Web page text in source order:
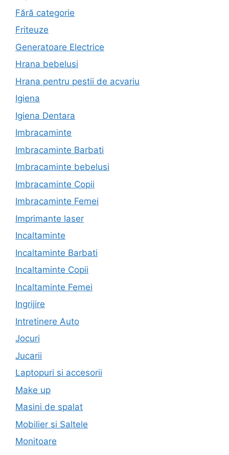
Fără categorie
Friteuze
Generatoare Electrice
Hrana bebelusi
Hrana pentru pestii de acvariu
Igiena
Igiena Dentara
Imbracaminte
Imbracaminte Barbati
Imbracaminte bebelusi
Imbracaminte Copii
Imbracaminte Femei
Imprimante laser
Incaltaminte
Incaltaminte Barbati
Incaltaminte Copii
Incaltaminte Femei
Ingrijire
Intretinere Auto
Jocuri
Jucarii
Laptopuri si accesorii
Make up
Masini de spalat
Mobilier si Saltele
Monitoare